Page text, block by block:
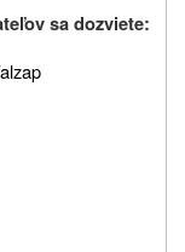
sa dozviete: